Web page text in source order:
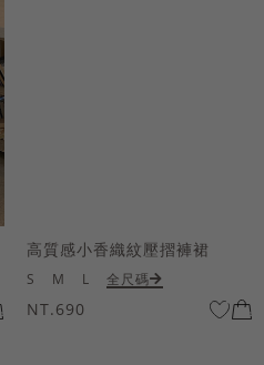
高質感小香織紋壓摺褲裙
S M L 全尺碼
NT.690